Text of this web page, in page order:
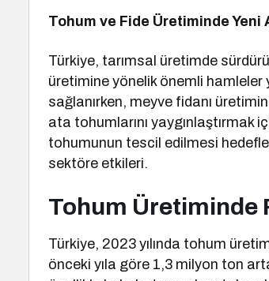
Tohum ve Fide Üretiminde Yeni
Türkiye, tarımsal üretimde
üretimine yönelik önemli hamleler
sağlanırken, meyve fidanı
ata tohumlarını yaygınlaştırmak
tohumunun tescil edilmesi
sektöre etkileri.
Tohum Üretiminde
Türkiye, 2023 yılında tohum
önceki yıla göre 1,3 milyon ton